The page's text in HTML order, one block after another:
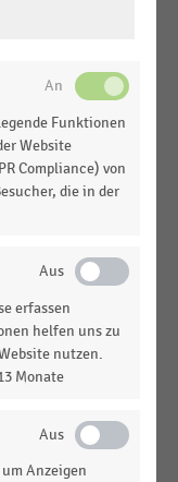
nach
2025)
(2010-2025)
(1. HJ 2014-
Buchformate in
Funktionen
Website
Compliance) von
die in der
erfassen
helfen uns zu
nutzen.
Monate
um Anzeigen